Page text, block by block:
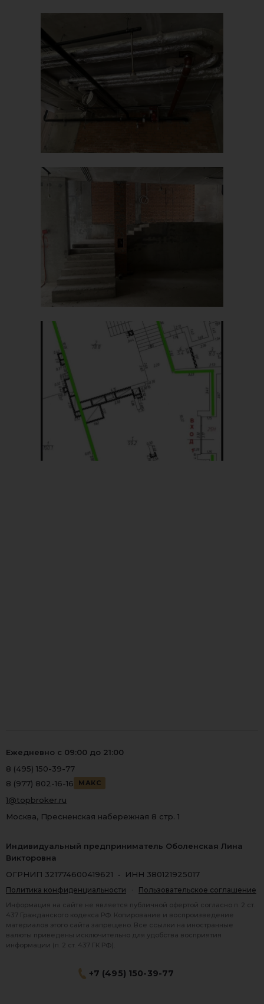
+7 (495) 150-39-77
Ежедневно с 09:00 до 21:00
8 (495) 150-39-77
8 (977) 802-16-16
МАКС
1@topbroker.ru
Москва, Пресненская набережная 8 стр. 1
Индивидуальный предприниматель Оболенская Лина
Викторовна
ОГРНИП 321774600419621 • ИНН 380121925017
Политика конфиденциальности Пользовательское соглашение
Информация на сайте не является публичной офертой согласно п. 2 ст.
437 Гражданского кодекса РФ. Копирование и воспроизведение
материалов этого сайта запрещено. Все ссылки на иностранные
валюты приведены исключительно для удобства восприятия
информации (п. 2 ст. 437 ГК РФ).